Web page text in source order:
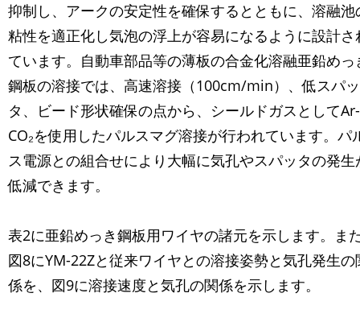
抑制し、アークの安定性を確保するとともに、溶融池
粘性を適正化し気泡の浮上が容易になるように設計さ
ています。自動車部品等の薄板の合金化溶融亜鉛めっ
鋼板の溶接では、高速溶接（100cm/min）、低スパッ
タ、ビード形状確保の点から、シールドガスとしてAr-
CO₂を使用したパルスマグ溶接が行われています。パ
ス電源との組合せにより大幅に気孔やスパッタの発生
低減できます。
表2に亜鉛めっき鋼板用ワイヤの諸元を示します。ま
図8にYM-22Zと従来ワイヤとの溶接姿勢と気孔発生の
係を、図9に溶接速度と気孔の関係を示します。